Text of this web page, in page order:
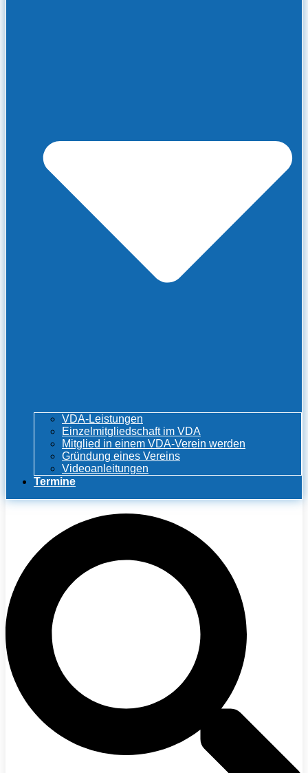
VDA-Leistungen
Einzelmitgliedschaft im VDA
Mitglied in einem VDA-Verein werden
Gründung eines Vereins
Videoanleitungen
Termine